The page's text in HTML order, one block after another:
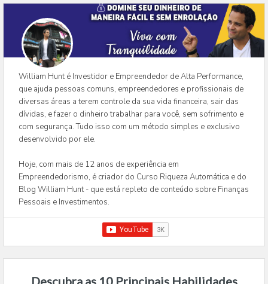
William Hunt é Investidor e Empreendedor de Alta Performance,
que ajuda pessoas comuns, empreendedores e profissionais de
diversas áreas a terem controle da sua vida financeira, sair das
dívidas, e fazer o dinheiro trabalhar para você, sem sofrimento e
com segurança. Tudo isso com um método simples e exclusivo
desenvolvido por ele.
Hoje, com mais de 12 anos de experiência em
Empreendedorismo, é criador do Curso Riqueza Automática e do
Blog William Hunt - que está repleto de conteúdo sobre Finanças
Pessoais e Investimentos.